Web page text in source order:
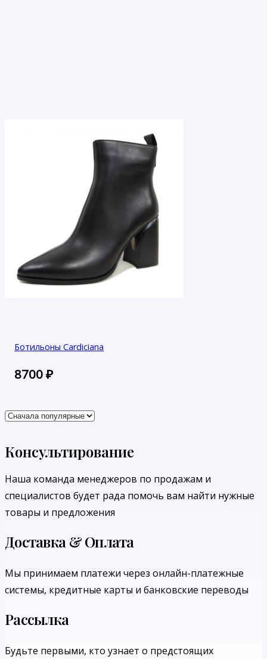
Ботильоны Cardiciana
8700₽
Консультирование
Наша команда менеджеров по продажам и
специалистов будет рада помочь вам найти нужные
товары и предложения
Доставка & Оплата
Мы принимаем платежи через онлайн-платежные
системы, кредитные карты и банковские переводы
Рассылка
Будьте первыми, кто узнает о предстоящих